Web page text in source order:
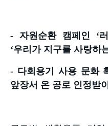
- 자원순환 캠페인 ‘
‘우리가 지구를 사랑하
- 다회용기 사용 문화
앞장서 온 공로 인정받